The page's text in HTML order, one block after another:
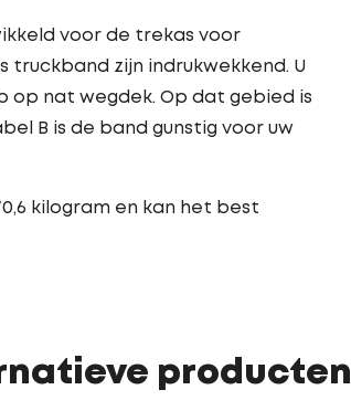
voor de trekas voor
zijn indrukwekkend. U
op nat wegdek. Op dat gebied is
B is de band gunstig voor uw
kilogram en kan het best
producten